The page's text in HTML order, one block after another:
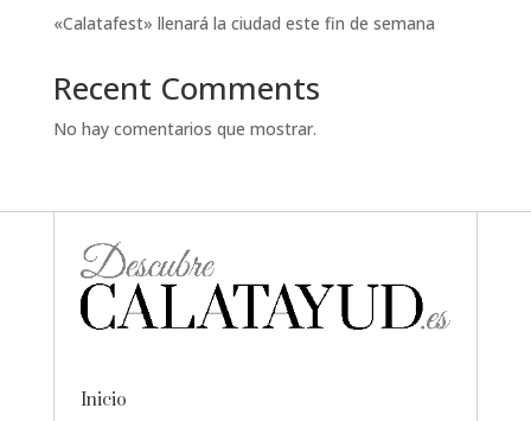
«Calatafest» llenará la ciudad este fin de semana
Recent Comments
No hay comentarios que mostrar.
Inicio